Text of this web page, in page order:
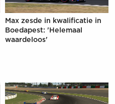
Max zesde in kwalificatie in
Boedapest: 'Helemaal
waardeloos'